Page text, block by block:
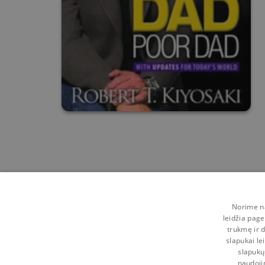
Norime
leidžia
trukmę ir
slapukai